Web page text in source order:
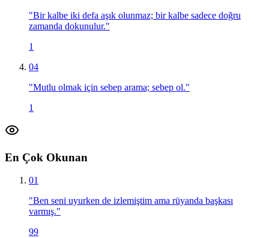
"Bir kalbe iki defa aşık olunmaz; bir kalbe sadece doğru
zamanda dokunulur."
1
04
"Mutlu olmak için sebep arama; sebep ol."
1
En Çok Okunan
01
"Ben seni uyurken de izlemiştim ama rüyanda başkası
varmış."
99